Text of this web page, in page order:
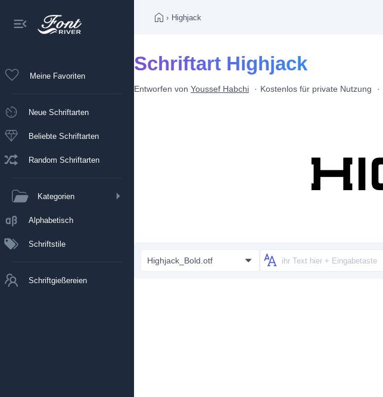
Meine Favoriten
Neue Schriftarten
Beliebte Schriftarten
Random Schriftarten
Kategorien
Alphabetisch
Schriftstile
Schriftgießereien
› Highjack
Schriftart Highjack
Entworfen von Youssef Habchi Kostenlos für private Nutzung
Highjack_Bold.otf